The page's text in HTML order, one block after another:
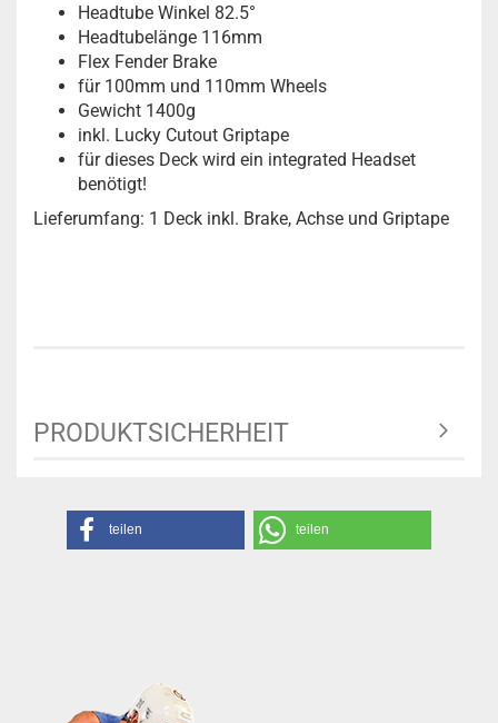
Headtube Winkel 82.5°
Headtubelänge 116mm
Flex Fender Brake
für 100mm und 110mm Wheels
Gewicht 1400g
inkl. Lucky Cutout Griptape
für dieses Deck wird ein integrated Headset
benötigt!
Lieferumfang: 1 Deck inkl. Brake, Achse und Griptape
PRODUKTSICHERHEIT
teilen teilen